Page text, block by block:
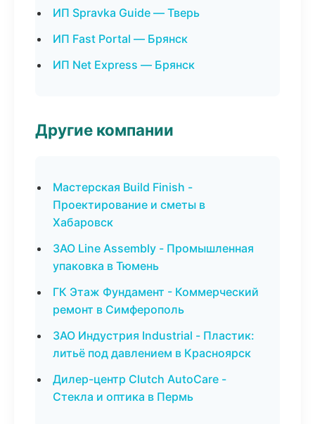
ИП Spravka Guide — Тверь
ИП Fast Portal — Брянск
ИП Net Express — Брянск
Другие компании
Мастерская Build Finish -
Проектирование и сметы в
Хабаровск
ЗАО Line Assembly - Промышленная
упаковка в Тюмень
ГК Этаж Фундамент - Коммерческий
ремонт в Симферополь
ЗАО Индустрия Industrial - Пластик:
литьё под давлением в Красноярск
Дилер-центр Clutch AutoCare -
Стекла и оптика в Пермь